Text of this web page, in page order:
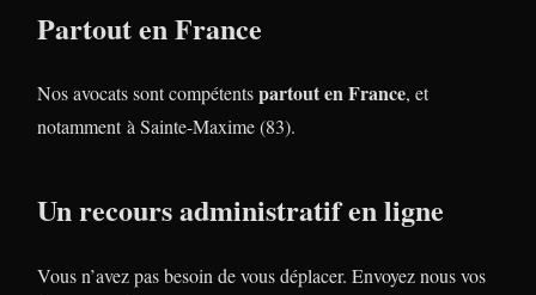
Partout en France
Nos avocats sont compétentspartout en France, et
notamment à Sainte-Maxime (83).
Un recours administratif en ligne
Vous n’avez pas besoin de vous déplacer. Envoyez nous vos